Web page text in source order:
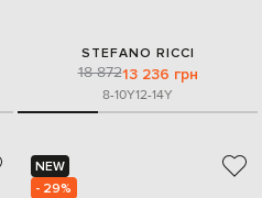
STEFANO RICCI
18 87213 236 грн
8-10Y12-14Y
NEW
- 29%